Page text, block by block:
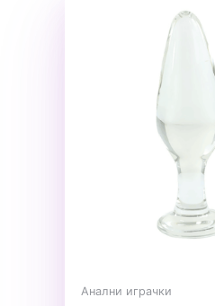
Анални играчки